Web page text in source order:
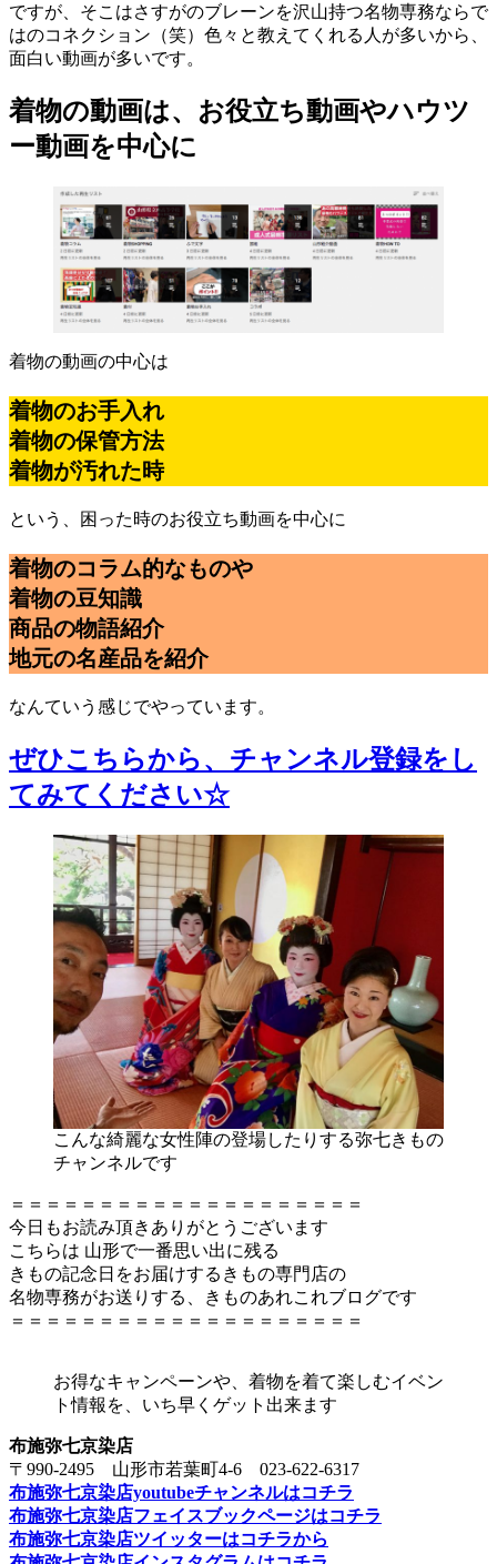
ですが、そこはさすがのブレーンを沢山持つ名物専務ならで
はのコネクション（笑）色々と教えてくれる人が多いから、
面白い動画が多いです。
着物の動画は、お役立ち動画やハウツ
ー動画を中心に
着物の動画の中心は
着物のお手入れ
着物の保管方法
着物が汚れた時
という、困った時のお役立ち動画を中心に
着物のコラム的なものや
着物の豆知識
商品の物語紹介
地元の名産品を紹介
なんていう感じでやっています。
ぜひこちらから、チャンネル登録をし
てみてください☆
こんな綺麗な女性陣の登場したりする弥七きもの
チャンネルです
＝＝＝＝＝＝＝＝＝＝＝＝＝＝＝＝＝＝＝＝
今日もお読み頂きありがとうございます
こちらは 山形で一番思い出に残る
きもの記念日をお届けするきもの専門店の
名物専務がお送りする、きものあれこれブログです
＝＝＝＝＝＝＝＝＝＝＝＝＝＝＝＝＝＝＝＝
お得なキャンペーンや、着物を着て楽しむイベン
ト情報を、いち早くゲット出来ます
布施弥七京染店
〒990-2495 山形市若葉町4-6 023-622-6317
布施弥七京染店youtubeチャンネルはコチラ
布施弥七京染店フェイスブックページはコチラ
布施弥七京染店ツイッターはコチラから